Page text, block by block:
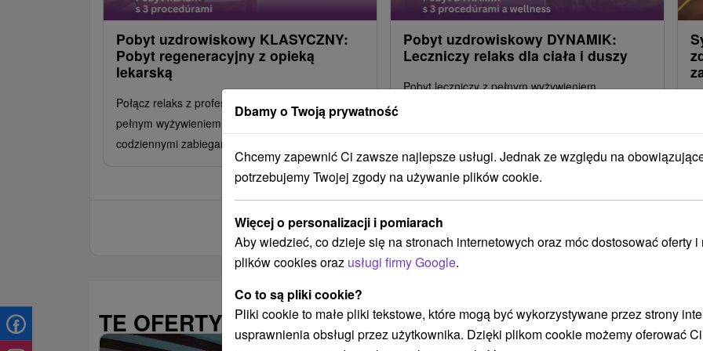
Pobyt uzdrowiskowy KLASYCZNY:
Pobyt regeneracyjny z opieką
lekarską
Połącz relaks z profesjonalną opieką. Pobyt z
pełnym wyżywieniem, konsultacjami lekarskimi i
codziennymi zabiegami.
Pobyt uzdrowiskowy DYNAMIK:
Leczniczy relaks dla ciała i duszy
Pobyt leczniczy z pełnym wyżywieniem,
z
TE OFERTY MOGĄ PAŃSTWO BYĆ TAKŻE
Dbamy o Twoją prywatność
Chcemy zapewnić Ci zawsze najlepsze usługi. Jednak ze względu na
potrzebujemy Twojej zgody na używanie plików cookie.
Więcej o personalizacji i pomiarach
Aby wiedzieć, co dzieje się na stronach internetowych oraz móc dostosować oferty i
plików cookies oraz usługi firmy Google.
Co to są pliki cookie?
Pliki cookie to małe pliki tekstowe, które mogą być wykorzystywane przez strony
usprawnienia obsługi przez użytkownika. Dzięki plikom cookie możemy oferować